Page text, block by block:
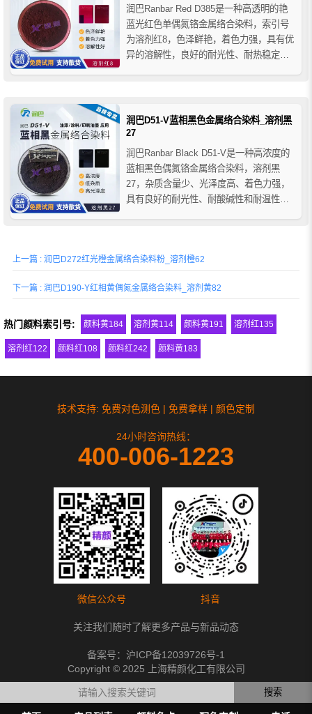
润巴Ranbar Red D385是一种高透明的艳
蓝光红色单偶氮铬金属络合染料，索引号
为溶剂红8，色泽鲜艳，着色力强，具有优
异的溶解性，良好的耐光性、耐热稳定性
墨、天然和合成皮革、木材着色、家电汽
车涂装、印刷...
润巴D51-V蓝相黑色金属络合染料_溶剂黑
27
润巴Ranbar Black D51-V是一种高浓度的
蓝相黑色偶氮铬金属络合染料，溶剂黑
27，杂质含量少、光泽度高、着色力强，
具有良好的耐光性、耐酸碱性和耐温性，
皮革染色、烫金印刷、低温烤漆、文具墨
上一篇 : 润巴D272红光橙金属络合染料粉_溶剂橙62
下一篇 : 润巴D190-Y红相黄偶氮金属络合染料_溶剂黄82
热门颜料索引号: 颜料黄184 溶剂黄114 颜料黄191 溶剂红135
溶剂红122 颜料红108 颜料红242 颜料黄183
技术支持: 免费对色测色 | 免费拿样 | 颜色定制
24小时咨询热线：
400-006-1223
微信公众号 抖音
关注我们随时了解更多产品与新品动态
备案号： 沪ICP备12039726号-1
Copyright © 2025 上海精颜化工有限公司
搜索